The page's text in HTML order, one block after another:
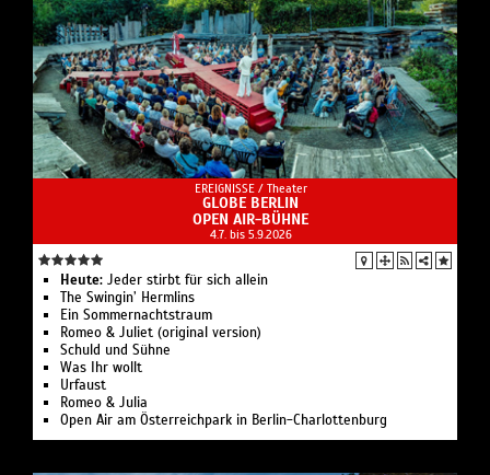
EREIGNISSE / Theater
GLOBE BERLIN
OPEN AIR-BÜHNE
4.7. bis 5.9.2026
Heute: Jeder stirbt für sich allein
The Swingin’ Hermlins
Ein Sommernachtstraum
Romeo & Juliet (original version)
Schuld und Sühne
Was Ihr wollt
Urfaust
Romeo & Julia
Open Air am Österreichpark in Berlin-Charlottenburg